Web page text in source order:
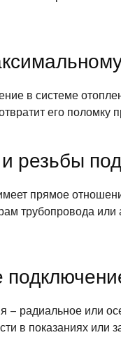
в системе
его
резьбы
прямое
трубопровода
– радиальное или
в показаниях или